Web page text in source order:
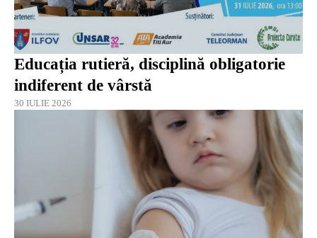
Educația rutieră, disciplină obligatorie
indiferent de vârstă
30 IULIE 2026